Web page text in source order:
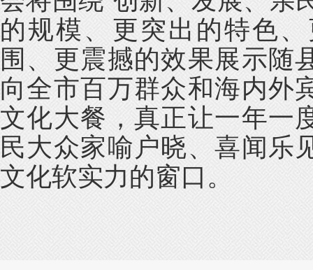
的规模、更突出的特色
围、更震撼的效果展示随
向全市百万群众和海内外
文化大餐，真正让一年一
民大众家喻户晓、喜闻乐
文化软实力的窗口。